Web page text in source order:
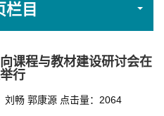
栏目
课程与教材建设研讨会在
行
刘畅 郭康源 点击量： 2064